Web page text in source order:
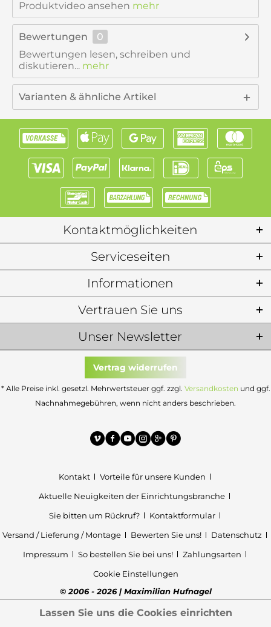
Produktvideo ansehen mehr
Bewertungen
0
Bewertungen lesen, schreiben und
diskutieren... mehr
Varianten & ähnliche Artikel
Kontaktmöglichkeiten
Serviceseiten
Informationen
Unser Newsletter
Vertrauen Sie uns
Vertrag widerrufen
* Alle Preise inkl. gesetzl. Mehrwertsteuer ggf. zzgl. Versandkosten und ggf.
Nachnahmegebühren, wenn nicht anders beschrieben.
Kontakt
Vorteile für unsere Kunden
Aktuelle Neuigkeiten der Einrichtungsbranche
Sie bitten um Rückruf?
Kontaktformular
Versand / Lieferung / Montage
Bewerten Sie uns!
Datenschutz
Impressum
So bestellen Sie bei uns!
Zahlungsarten
Cookie Einstellungen
© 2006 - 2026 | Maximilian Hufnagel
Lassen Sie uns die Cookies einrichten